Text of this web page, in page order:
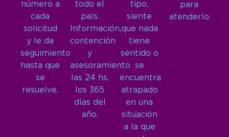
número a
cada
solicitud
y le da
seguimiento
hasta que
se
resuelve.
todo el
país.
Información,
contención
y
asesoramiento
las 24 hs,
los 365
días del
año.
tipo,
siente
que nada
tiene
sentido o
se
encuentra
atrapado
en una
situación
a la que
para
atenderlo.